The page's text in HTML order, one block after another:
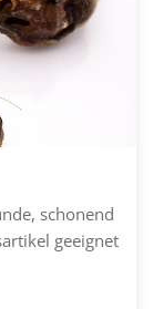
schonend
geeignet